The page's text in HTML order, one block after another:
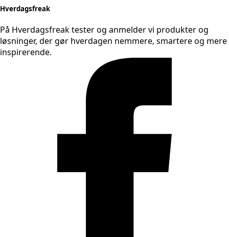
Hverdagsfreak
På Hverdagsfreak tester og anmelder vi produkter og
løsninger, der gør hverdagen nemmere, smartere og mere
inspirerende.